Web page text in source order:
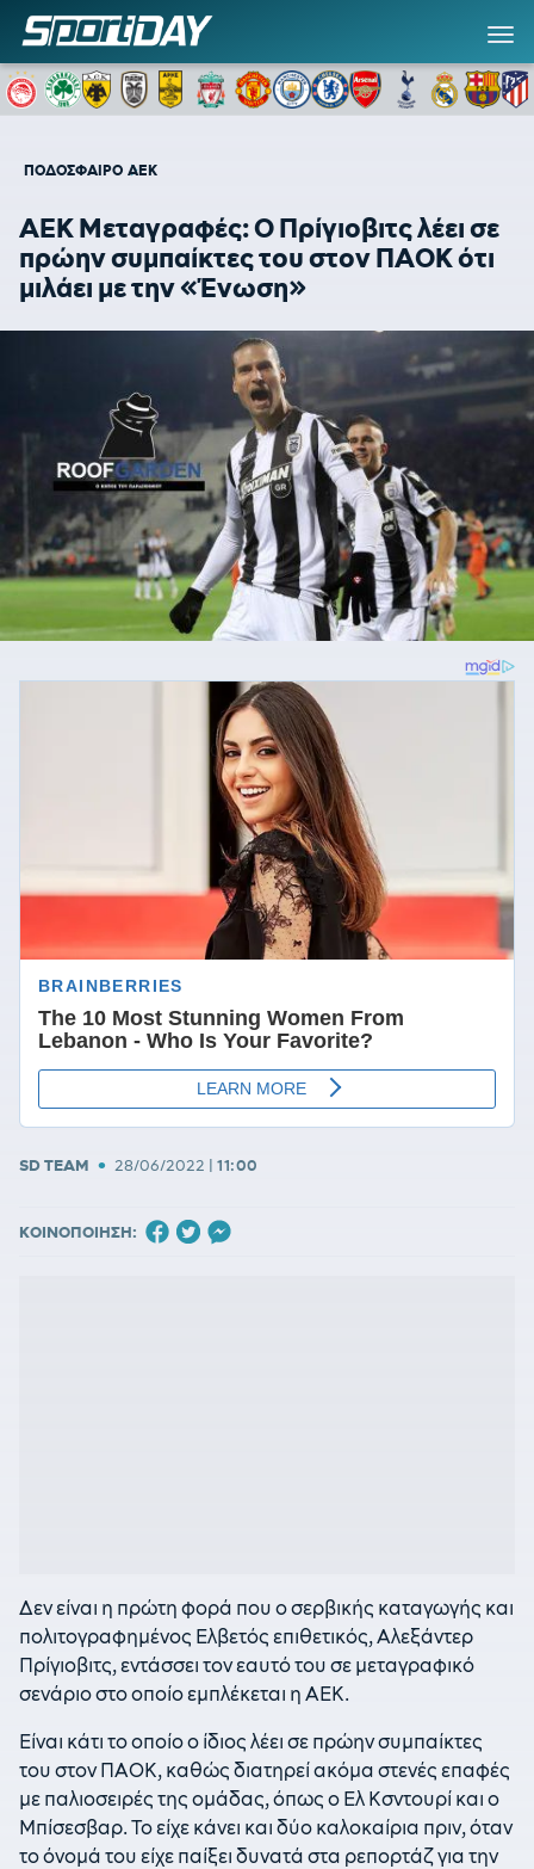
ΠΟΔΟΣΦΑΙΡΟ ΑΕΚ
AEK Μεταγραφές: Ο Πρίγιοβιτς λέει σε
πρώην συμπαίκτες του στον ΠΑΟΚ ότι
μιλάει με την «Ένωση»
SD TEAM • 28/06/2022 | 11:00
ΚΟΙΝΟΠΟΙΗΣΗ:
Δεν είναι η πρώτη φορά που ο σερβικής καταγωγής και
πολιτογραφημένος Ελβετός επιθετικός, Αλεξάντερ
Πρίγιοβιτς, εντάσσει τον εαυτό του σε μεταγραφικό
σενάριο στο οποίο εμπλέκεται η ΑΕΚ.
Είναι κάτι το οποίο ο ίδιος λέει σε πρώην συμπαίκτες
του στον ΠΑΟΚ, καθώς διατηρεί ακόμα στενές επαφές
με παλιοσειρές της ομάδας, όπως ο Ελ Κσντουρί και ο
Μπίσεσβαρ. Το είχε κάνει και δύο καλοκαίρια πριν, όταν
το όνομά του είχε παίξει δυνατά στα ρεπορτάζ για την